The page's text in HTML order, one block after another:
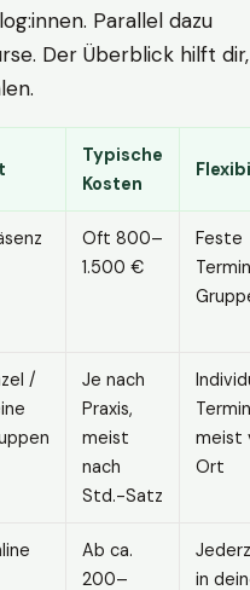
Parallel dazu
Der Überblick hilft dir,
Typische
Kosten
Oft 800–
1.500 €
Feste
/
Je nach
Praxis,
meist
nach
Std.-Satz
meist
Ort
Ab ca.
200–
in